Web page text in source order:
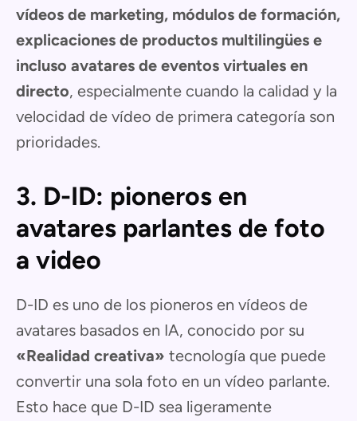
vídeos de marketing, módulos de formación,
explicaciones de productos multilingües e
incluso avatares de eventos virtuales en
directo, especialmente cuando la calidad y la
velocidad de vídeo de primera categoría son
prioridades.
3. D-ID: pioneros en
avatares parlantes de foto
a video
D-ID es uno de los pioneros en vídeos de
avatares basados en IA, conocido por su
«Realidad creativa» tecnología que puede
convertir una sola foto en un vídeo parlante.
Esto hace que D-ID sea ligeramente